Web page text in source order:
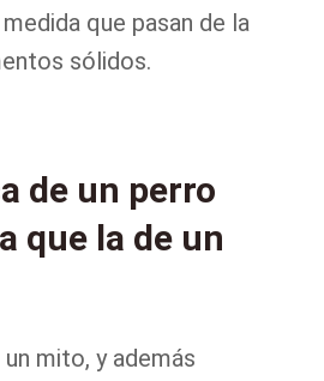
que pasan de la
sólidos.
de un perro
que la de un
mito, y además